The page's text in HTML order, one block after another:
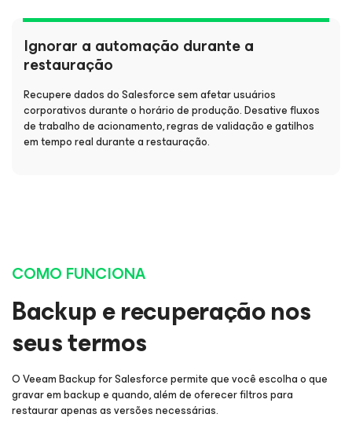
Ignorar a automação durante a
restauração
Recupere dados do Salesforce sem afetar usuários
corporativos durante o horário de produção. Desative fluxos
de trabalho de acionamento, regras de validação e gatilhos
em tempo real durante a restauração.
COMO FUNCIONA
Backup e recuperação nos
seus termos
O Veeam Backupfor Salesforcepermite que você escolha o que
gravar em backup e quando, além de oferecer filtros para
restaurar apenas as versões necessárias.